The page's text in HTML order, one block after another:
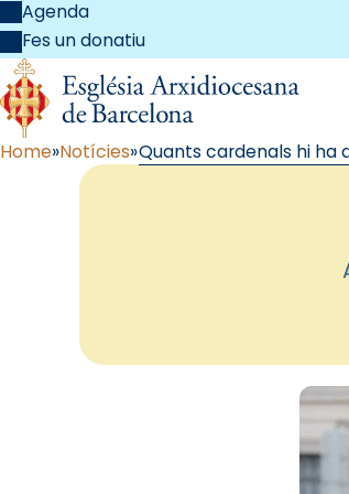
Agenda
Fes un donatiu
Home Notícies Quants cardenals hi ha